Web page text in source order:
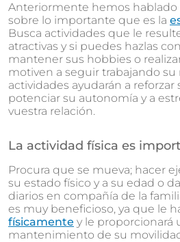
Anteriormente hemos hablado
sobre lo importante que es la
Busca actividades que le
atractivas y si puedes hazlas
mantener sus hobbies o
motiven a seguir trabajando su
actividades ayudarán a reforzar
potenciar su autonomía y a
vuestra relación.
La actividad física es
Procura que se mueva; hacer
su estado físico y a su edad o
diarios en compañía de la
es muy beneficioso, ya que le
físicamente y le proporcionará
mantenimiento de su